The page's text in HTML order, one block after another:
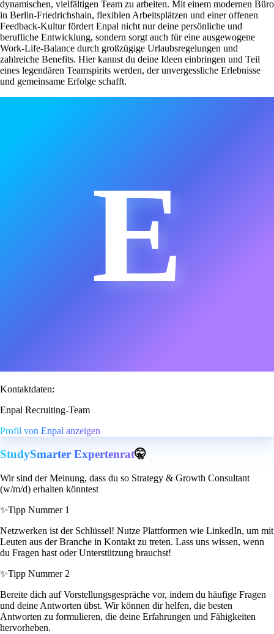
dynamischen, vielfältigen Team zu arbeiten. Mit einem modernen Büro
in Berlin-Friedrichshain, flexiblen Arbeitsplätzen und einer offenen
Feedback-Kultur fördert Enpal nicht nur deine persönliche und
berufliche Entwicklung, sondern sorgt auch für eine ausgewogene
Work-Life-Balance durch großzügige Urlaubsregelungen und
zahlreiche Benefits. Hier kannst du deine Ideen einbringen und Teil
eines legendären Teamspirits werden, der unvergessliche Erlebnisse
und gemeinsame Erfolge schafft.
E
Kontaktdaten:
Enpal Recruiting-Team
Profil von Enpal anzeigen
StudySmarter Expertenrat🤫
Wir sind der Meinung, dass du so Strategy & Growth Consultant
(w/m/d) erhalten könntest
✨Tipp Nummer 1
Netzwerken ist der Schlüssel! Nutze Plattformen wie LinkedIn, um mit
Leuten aus der Branche in Kontakt zu treten. Lass uns wissen, wenn
du Fragen hast oder Unterstützung brauchst!
✨Tipp Nummer 2
Bereite dich auf Vorstellungsgespräche vor, indem du häufige Fragen
und deine Antworten übst. Wir können dir helfen, die besten
Antworten zu formulieren, die deine Erfahrungen und Fähigkeiten
hervorheben.